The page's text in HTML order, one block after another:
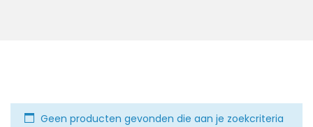
Geen producten gevonden die aan je zoekcriteria